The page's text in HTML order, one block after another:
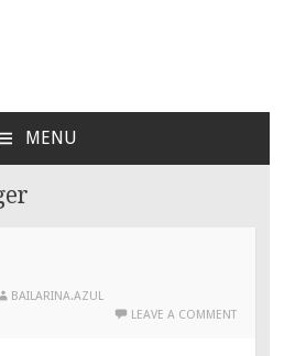
MENU
BAILARINA.AZUL
LEAVE A COMMENT